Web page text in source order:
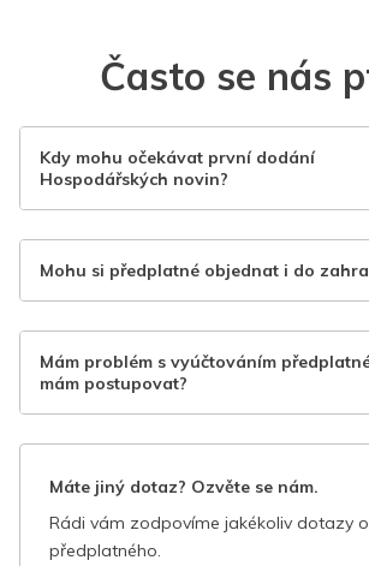
Často se nás
Kdy mohu očekávat první dodání
Hospodářských novin?
Mohu si předplatné objednat i do
Mám problém s vyúčtováním
mám postupovat?
Máte jiný dotaz? Ozvěte se nám.
Rádi vám zodpovíme jakékoliv dotazy
předplatného.